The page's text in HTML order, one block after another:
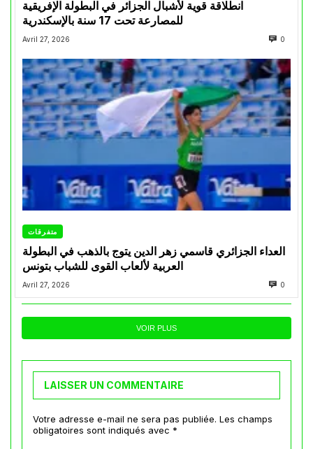
انطلاقة قوية لأشبال الجزائر في البطولة الإفريقية
للمصارعة تحت 17 سنة بالإسكندرية
Avril 27, 2026 0
متفرقات
العداء الجزائري قاسمي زهر الدين يتوج بالذهب في البطولة
العربية لألعاب القوى للشباب بتونس
Avril 27, 2026 0
VOIR PLUS
LAISSER UN COMMENTAIRE
Votre adresse e-mail ne sera pas publiée. Les champs
obligatoires sont indiqués avec *